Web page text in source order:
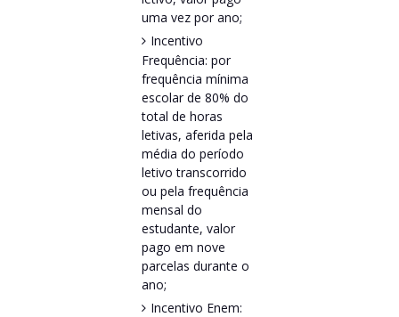
uma vez por ano;
Incentivo
Frequência: por
frequência mínima
escolar de 80% do
total de horas
letivas, aferida pela
média do período
letivo transcorrido
ou pela frequência
mensal do
estudante, valor
pago em nove
parcelas durante o
ano;
Incentivo Enem: